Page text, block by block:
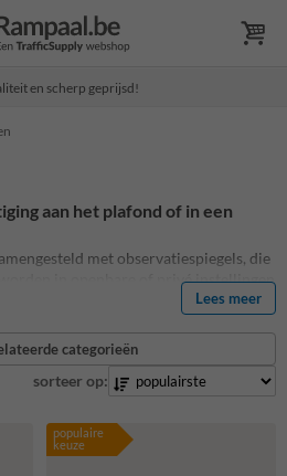
en scherp geprijsd!
aan het plafond of in een
met observatiespiegels, die
in openbare of privé instellingen
alle tijden een overzicht op gangen
Lees meer
categorieën
sorteer op:
populaire
keuze